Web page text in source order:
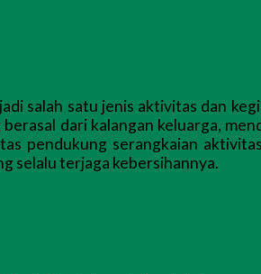
salah satu jenis aktivitas dan
dari kalangan keluarga,
pendukung serangkaian
selalu terjaga kebersihannya.